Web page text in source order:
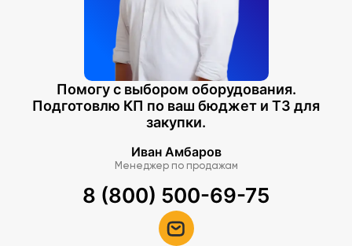
Помогу с выбором оборудования.
Подготовлю КП по ваш бюджет и ТЗ для
закупки.
Иван Амбаров
Менеджер по продажам
8 (800) 500-69-75